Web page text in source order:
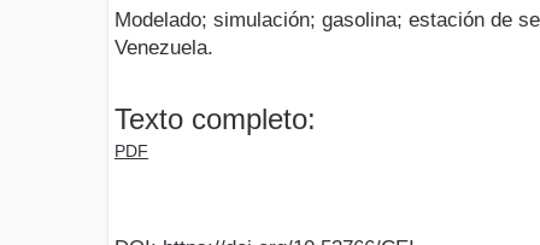
Modelado; simulación; gasolina; estación de
Venezuela.
Texto completo:
PDF